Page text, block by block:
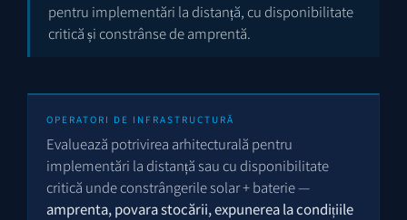
pentru implementări la distanță, cu disponibilitate
critică și constrânse de amprentă.
OPERATORI DE INFRASTRUCTURĂ
Evaluează potrivirea arhitecturală pentru
implementări la distanță sau cu disponibilitate
critică unde constrângerile solar + baterie —
amprenta, povara stocării, expunerea la condițiile